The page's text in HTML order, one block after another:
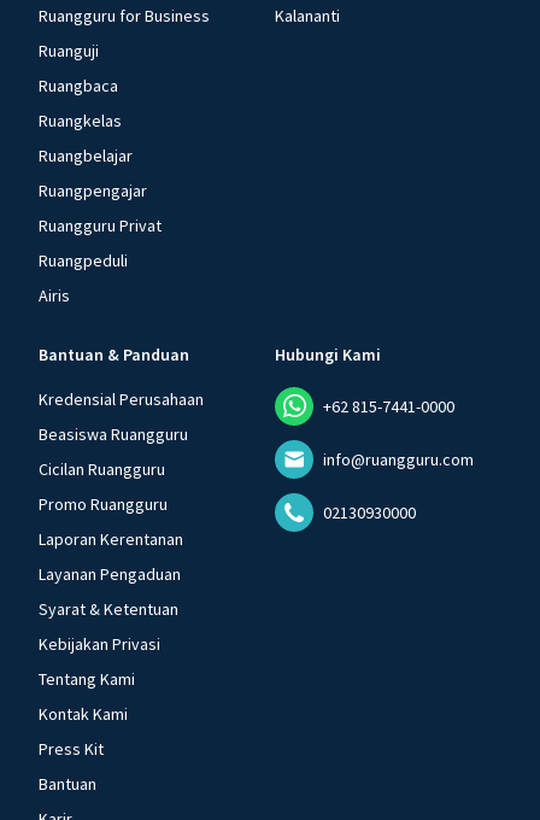
Ruangguru for Business
Ruanguji
Ruangbaca
Ruangkelas
Ruangbelajar
Ruangpengajar
Ruangguru Privat
Ruangpeduli
Airis
Kalananti
Bantuan & Panduan
Kredensial Perusahaan
Beasiswa Ruangguru
Cicilan Ruangguru
Promo Ruangguru
Laporan Kerentanan
Layanan Pengaduan
Syarat & Ketentuan
Kebijakan Privasi
Tentang Kami
Kontak Kami
Press Kit
Bantuan
Hubungi Kami
+62 815-7441-0000
info@ruangguru.com
02130930000